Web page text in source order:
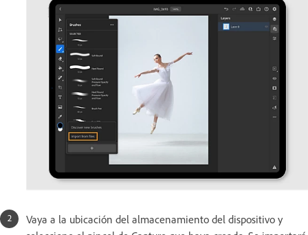
Vaya a la ubicación del almacenamiento del dispositivo y